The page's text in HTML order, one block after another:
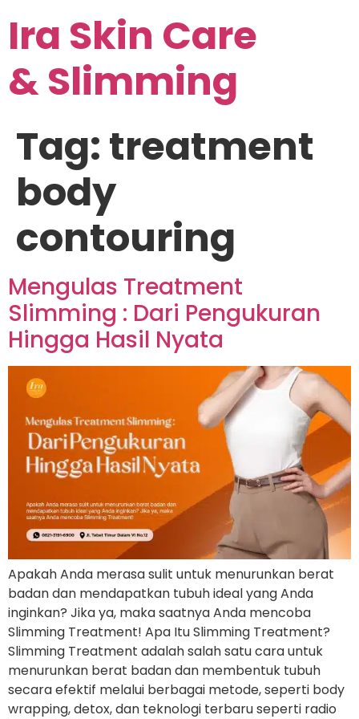
Ira Skin Care
& Slimming
Tag:treatment
body
contouring
Mengulas Treatment
Slimming : Dari Pengukuran
Hingga Hasil Nyata
Apakah Anda merasa sulit untuk menurunkan berat
badan dan mendapatkan tubuh ideal yang Anda
inginkan? Jika ya, maka saatnya Anda mencoba
Slimming Treatment! Apa Itu Slimming Treatment?
Slimming Treatment adalah salah satu cara untuk
menurunkan berat badan dan membentuk tubuh
secara efektif melalui berbagai metode, seperti body
wrapping, detox, dan teknologi terbaru seperti radio